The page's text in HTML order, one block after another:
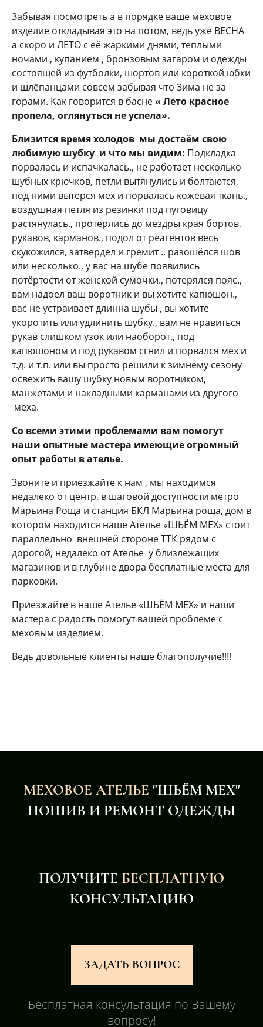
Забывая посмотреть а в порядке ваше меховое
изделие откладывая это на потом, ведь уже ВЕСНА
а скоро и ЛЕТО с её жаркими днями, теплыми
ночами , купанием , бронзовым загаром и одежды
состоящей из футболки, шортов или короткой юбки
и шлёпанцами совсем забывая что Зима не за
горами. Как говорится в басне« Лето красное
пропела, оглянуться не успела».
Близится время холодов мы достаём свою
любимую шубку и что мы видим: Подкладка
порвалась и испачкалась., не работает несколько
шубных крючков, петли вытянулись и болтаются,
под ними вытерся мех и порвалась кожевая ткань.,
воздушная петля из резинки под пуговицу
растянулась., протерлись до мездры края бортов,
рукавов, карманов., подол от реагентов весь
скукожился, затвердел и гремит ., разошёлся шов
или несколько., у вас на шубе появились
потёртости от женской сумочки., потерялся пояс.,
вам надоел ваш воротник и вы хотите капюшон.,
вас не устраивает длинна шубы , вы хотите
укоротить или удлинить шубку., вам не нравиться
рукав слишком узок или наоборот., под
капюшоном и под рукавом сгнил и порвался мех и
т.д. и т.п. или вы просто решили к зимнему сезону
освежить вашу шубку новым воротником,
манжетами и накладными карманами из другого
меха.
Со всеми этими проблемами вам помогут
наши опытные мастера имеющие огромный
опыт работы в ателье.
Звоните и приезжайте к нам , мы находимся
недалеко от центр, в шаговой доступности метро
Марьина Роща и станция БКЛ Марьина роща, дом в
котором находится наше Ателье «ШЬЁМ МЕХ» стоит
параллельно внешней стороне ТТК рядом с
дорогой, недалеко от Ателье у близлежащих
магазинов и в глубине двора бесплатные места для
парковки.
Приезжайте в наше Ателье «ШЬЁМ МЕХ» и наши
мастера с радость помогут вашей проблеме с
меховым изделием.
Ведь довольные клиенты наше благополучие!!!!
МЕХОВОЕ АТЕЛЬЕ "ШЬЁМ МЕХ"
ПОШИВ И РЕМОНТ ОДЕЖДЫ
ПОЛУЧИТЕ БЕСПЛАТНУЮ
КОНСУЛЬТАЦИЮ
ЗАДАТЬ ВОПРОС
Бесплатная консультация по Вашему
вопросу!